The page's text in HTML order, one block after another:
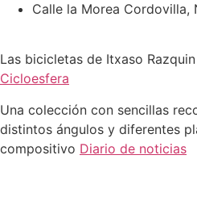
Calle la Morea Cordovilla,
Las bicicletas de Itxaso
Cicloesfera
Una colección con sencillas
distintos ángulos y diferentes
compositivo Diario de noticias